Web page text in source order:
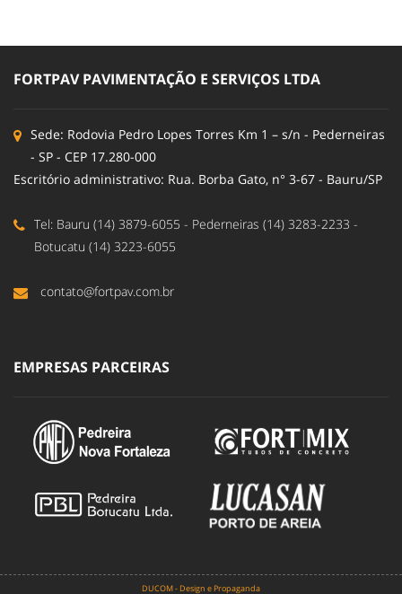
FORTPAV PAVIMENTAÇÃO E SERVIÇOS LTDA
Sede: Rodovia Pedro Lopes Torres Km 1 – s/n - Pederneiras
- SP - CEP 17.280-000
Escritório administrativo: Rua. Borba Gato, n° 3-67 - Bauru/SP
Tel: Bauru (14) 3879-6055 - Pederneiras (14) 3283-2233 -
Botucatu (14) 3223-6055
contato@fortpav.com.br
EMPRESAS PARCEIRAS
DUCOM - Design e Propaganda